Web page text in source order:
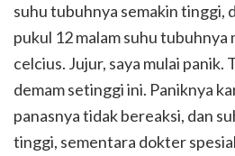
suhu tubuhnya semakin tinggi,
pukul 12 malam suhu tubuhnya
celcius. Jujur, saya mulai panik.
demam setinggi ini. Paniknya
panasnya tidak bereaksi, dan
tinggi, sementara dokter